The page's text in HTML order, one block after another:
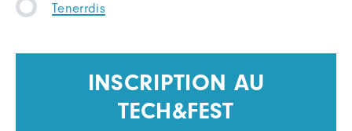
Tenerrdis
INSCRIPTION AU
TECH&FEST